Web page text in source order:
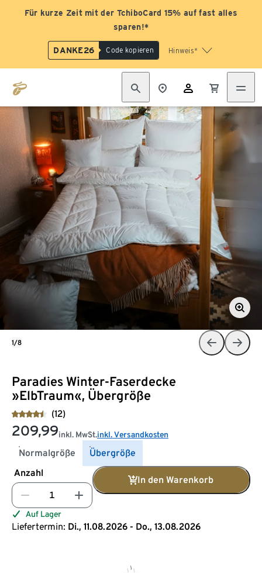
Für kurze Zeit mit der TchiboCard 15% auf fast alles
sparen!*
DANKE26 Code kopieren Hinweis*
Paradies Winter-Faserdecke
»ElbTraum«, Übergröße
(12)
209,99inkl. MwSt.inkl. Versandkosten
Normalgröße
Übergröße
Anzahl
In den Warenkorb
Auf Lager
Liefertermin: Di., 11.08.2026 - Do., 13.08.2026
1/8